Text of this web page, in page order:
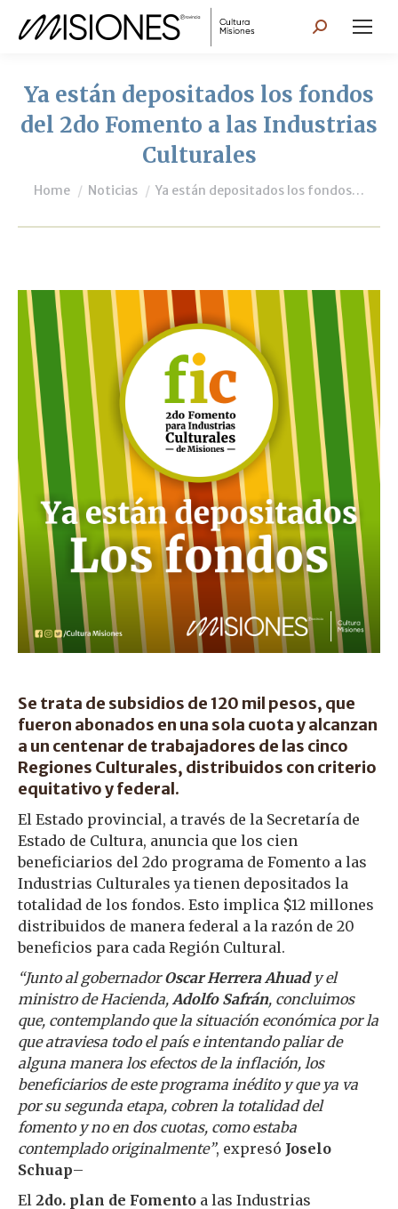
Search:
Ya están depositados los fondos
del 2do Fomento a las Industrias
Culturales
You are here:
Home Noticias Ya están depositados los fondos…
Se trata de subsidios de 120 mil pesos, que
fueron abonados en una sola cuota y alcanzan
a un centenar de trabajadores de las cinco
Regiones Culturales, distribuidos con criterio
equitativo y federal.
El Estado provincial, a través de la Secretaría de
Estado de Cultura, anuncia que los cien
beneficiarios del 2do programa de Fomento a las
Industrias Culturales ya tienen depositados la
totalidad de los fondos. Esto implica $12 millones
distribuidos de manera federal a la razón de 20
beneficios para cada Región Cultural.
“Junto al gobernadorOscar Herrera Ahuady el
ministro de Hacienda, Adolfo Safrán, concluimos
que, contemplando que la situación económica por la
que atraviesa todo el país e intentando paliar de
alguna manera los efectos de la inflación, los
beneficiarios de este programa inédito y que ya va
por su segunda etapa, cobren la totalidad del
fomento y no en dos cuotas, como estaba
contemplado originalmente”, expresó Joselo
Schuap–
El 2do. plan de Fomento a las Industrias